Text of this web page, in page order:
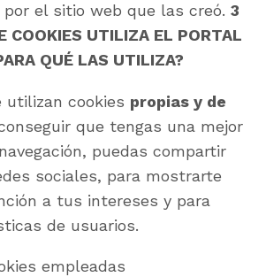
el sitio web que las creó. 3
COOKIES UTILIZA EL PORTAL
QUÉ LAS UTILIZA?
utilizan cookies propias y de
que tengas una mejor
puedas compartir
sociales, para mostrarte
a tus intereses y para
de usuarios.
empleadas